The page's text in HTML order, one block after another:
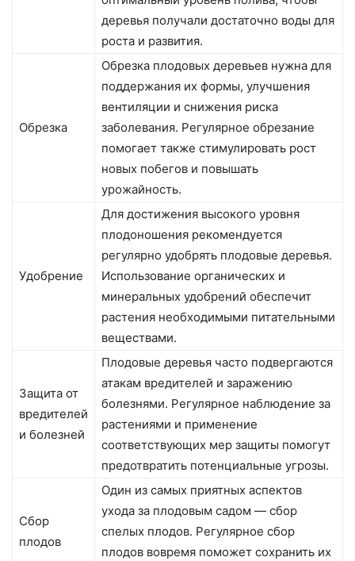
деревья получали достаточно воды для
роста и развития.
Обрезка
Обрезка плодовых деревьев нужна для
поддержания их формы, улучшения
вентиляции и снижения риска
заболевания. Регулярное обрезание
помогает также стимулировать рост
новых побегов и повышать
урожайность.
Удобрение
Для достижения высокого уровня
плодоношения рекомендуется
регулярно удобрять плодовые деревья.
Использование органических и
минеральных удобрений обеспечит
растения необходимыми питательными
веществами.
Защита от
вредителей
и болезней
Плодовые деревья часто подвергаются
атакам вредителей и заражению
болезнями. Регулярное наблюдение за
растениями и применение
соответствующих мер защиты помогут
предотвратить потенциальные угрозы.
Сбор
плодов
Один из самых приятных аспектов
ухода за плодовым садом — сбор
спелых плодов. Регулярное сбор
плодов вовремя поможет сохранить их